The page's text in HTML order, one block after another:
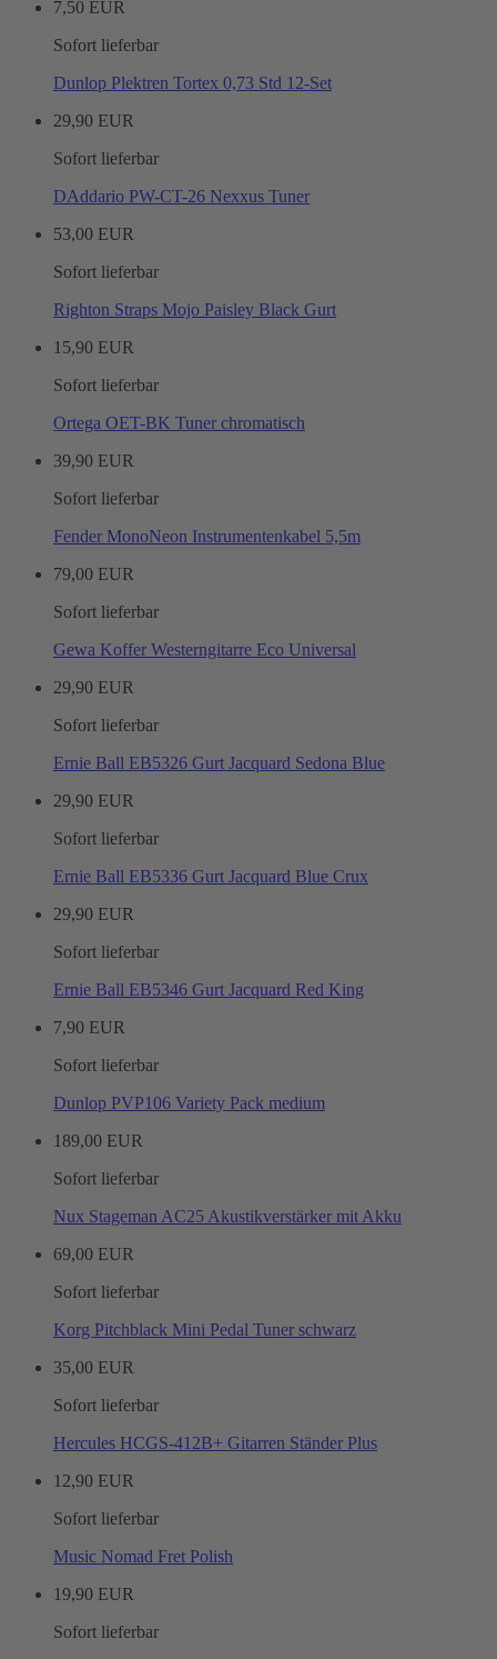
7,50 EUR
Sofort lieferbar
Dunlop Plektren Tortex 0,73 Std 12-Set
29,90 EUR
Sofort lieferbar
DAddario PW-CT-26 Nexxus Tuner
53,00 EUR
Sofort lieferbar
Righton Straps Mojo Paisley Black Gurt
15,90 EUR
Sofort lieferbar
Ortega OET-BK Tuner chromatisch
39,90 EUR
Sofort lieferbar
Fender MonoNeon Instrumentenkabel 5,5m
79,00 EUR
Sofort lieferbar
Gewa Koffer Westerngitarre Eco Universal
29,90 EUR
Sofort lieferbar
Ernie Ball EB5326 Gurt Jacquard Sedona Blue
29,90 EUR
Sofort lieferbar
Ernie Ball EB5336 Gurt Jacquard Blue Crux
29,90 EUR
Sofort lieferbar
Ernie Ball EB5346 Gurt Jacquard Red King
7,90 EUR
Sofort lieferbar
Dunlop PVP106 Variety Pack medium
189,00 EUR
Sofort lieferbar
Nux Stageman AC25 Akustikverstärker mit Akku
69,00 EUR
Sofort lieferbar
Korg Pitchblack Mini Pedal Tuner schwarz
35,00 EUR
Sofort lieferbar
Hercules HCGS-412B+ Gitarren Ständer Plus
12,90 EUR
Sofort lieferbar
Music Nomad Fret Polish
19,90 EUR
Sofort lieferbar